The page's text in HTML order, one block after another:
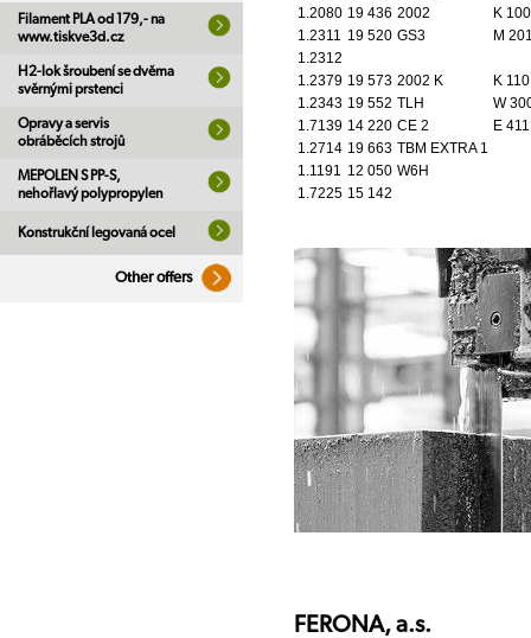
Filament PLA od 179,- na
www.tiskve3d.cz
H2-lok šroubení se dvěma
svěrnými prstenci
Opravy a servis
obráběcích strojů
MEPOLEN S PP-S,
nehořlavý polypropylen
Konstrukční legovaná ocel
Other offers
1.2080 19 436 2002
K 100
1.2311 19 520 GS3
M
1.2312
1.2379 19 573 2002 K
K 110
1.2343 19 552 TLH
W
1.7139 14 220 CE 2
E 411
1.2714 19 663 TBM EXTRA 1
1.1191 12 050 W6H
1.7225 15 142
FERONA, a.s.